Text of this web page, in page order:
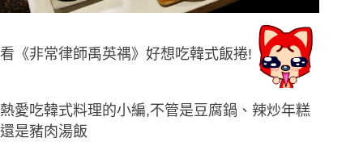
看《非常律師禹英禑》好想吃韓式飯捲!
熱愛吃韓式料理的小編,不管是豆腐鍋、辣炒年糕
還是豬肉湯飯